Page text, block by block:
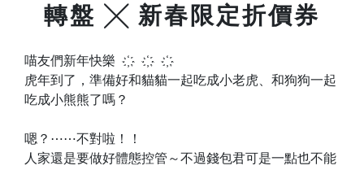
轉盤 ╳ 新春限定折價券
喵友們新年快樂⠀ ҉⠀⠀҉⠀⠀҉⠀
虎年到了，準備好和貓貓一起吃成小老虎、和狗狗一起
吃成小熊熊了嗎？
嗯？⋯⋯不對啦！！
人家還是要做好體態控管～不過錢包君可是一點也不能